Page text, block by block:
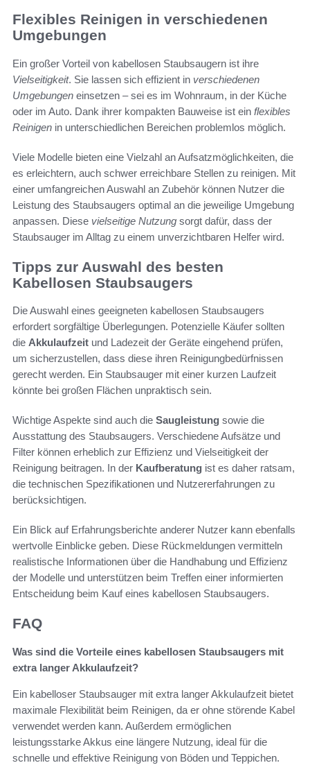
Flexibles Reinigen in verschiedenen
Umgebungen
Ein großer Vorteil von kabellosen Staubsaugern ist ihre
Vielseitigkeit. Sie lassen sich effizient in verschiedenen
Umgebungen einsetzen – sei es im Wohnraum, in der Küche
oder im Auto. Dank ihrer kompakten Bauweise ist ein flexibles
Reinigen in unterschiedlichen Bereichen problemlos möglich.
Viele Modelle bieten eine Vielzahl an Aufsatzmöglichkeiten, die
es erleichtern, auch schwer erreichbare Stellen zu reinigen. Mit
einer umfangreichen Auswahl an Zubehör können Nutzer die
Leistung des Staubsaugers optimal an die jeweilige Umgebung
anpassen. Diese vielseitige Nutzung sorgt dafür, dass der
Staubsauger im Alltag zu einem unverzichtbaren Helfer wird.
Tipps zur Auswahl des besten
Kabellosen Staubsaugers
Die Auswahl eines geeigneten kabellosen Staubsaugers
erfordert sorgfältige Überlegungen. Potenzielle Käufer sollten
die Akkulaufzeit und Ladezeit der Geräte eingehend prüfen,
um sicherzustellen, dass diese ihren Reinigungbedürfnissen
gerecht werden. Ein Staubsauger mit einer kurzen Laufzeit
könnte bei großen Flächen unpraktisch sein.
Wichtige Aspekte sind auch die Saugleistung sowie die
Ausstattung des Staubsaugers. Verschiedene Aufsätze und
Filter können erheblich zur Effizienz und Vielseitigkeit der
Reinigung beitragen. In der Kaufberatung ist es daher ratsam,
die technischen Spezifikationen und Nutzererfahrungen zu
berücksichtigen.
Ein Blick auf Erfahrungsberichte anderer Nutzer kann ebenfalls
wertvolle Einblicke geben. Diese Rückmeldungen vermitteln
realistische Informationen über die Handhabung und Effizienz
der Modelle und unterstützen beim Treffen einer informierten
Entscheidung beim Kauf eines kabellosen Staubsaugers.
FAQ
Was sind die Vorteile eines kabellosen Staubsaugers mit
extra langer Akkulaufzeit?
Ein kabelloser Staubsauger mit extra langer Akkulaufzeit bietet
maximale Flexibilität beim Reinigen, da er ohne störende Kabel
verwendet werden kann. Außerdem ermöglichen
leistungsstarke Akkus eine längere Nutzung, ideal für die
schnelle und effektive Reinigung von Böden und Teppichen.